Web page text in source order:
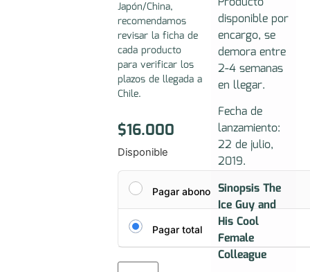
Japón/China,
recomendamos
revisar la ficha de
cada producto
para verificar los
plazos de llegada a
Chile.
$16.000
Disponible
Pagar abono
Pagar total
disponible por
encargo, se
demora entre
2-4 semanas
en llegar.
Fecha de
lanzamiento:
22 de julio,
2019.
Sinopsis The
Ice Guy and
His Cool
Female
Colleague